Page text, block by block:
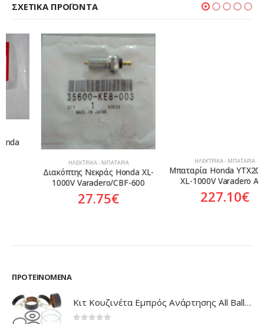
ΣΧΕΤΙΚΆ ΠΡΟΪΌΝΤΑ
ΗΛΕΚΤΡΙΚΆ - ΜΠΑΤΑΡΊΑ
Διακόπτης Νεκράς Honda XL-
1000V Varadero/CBF-600
27.75€
ΗΛΕΚΤΡΙΚΆ - ΜΠΑΤΑΡΊΑ
Μπαταρία Honda YTX20A-BS
XL-1000V Varadero ABS
227.10€
ΠΡΟΤΕΙΝΌΜΕΝΑ
Κιτ Κουζινέτα Εμπρός Ανάρτησης All Balls Honda CBR-1100XX Blackbird